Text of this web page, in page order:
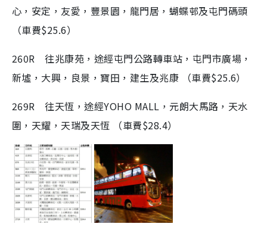
心，安定，友愛，豐景園，龍門居，蝴蝶邨及屯門碼頭
（車費$25.6）
260R 往兆康苑，途經屯門公路轉車站，屯門市廣場，
新墟，大興，良景，寶田，建生及兆康 （車費$25.6）
269R 往天恆，途經YOHO MALL，元朗大馬路，天水
圍，天耀，天瑞及天恆 （車費$28.4）